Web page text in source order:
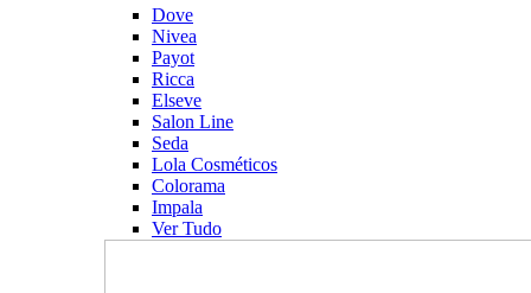
Dove
Nivea
Payot
Ricca
Elseve
Salon Line
Seda
Lola Cosméticos
Colorama
Impala
Ver Tudo